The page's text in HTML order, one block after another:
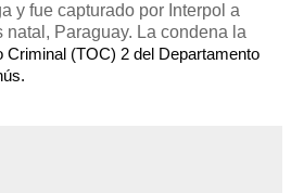
y fue capturado por Interpol a
Paraguay. La condena la
Criminal (TOC) 2 del Departamento